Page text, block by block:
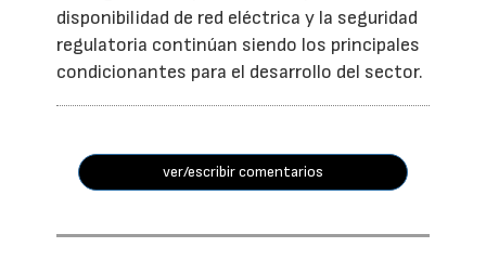
disponibilidad de red eléctrica y la seguridad
regulatoria continúan siendo los principales
condicionantes para el desarrollo del sector.
ver/escribir comentarios